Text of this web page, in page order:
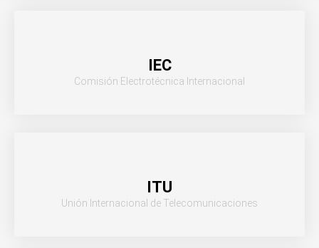
IEC
Comisión Electrotécnica Internacional
ITU
Unión Internacional de Telecomunicaciones